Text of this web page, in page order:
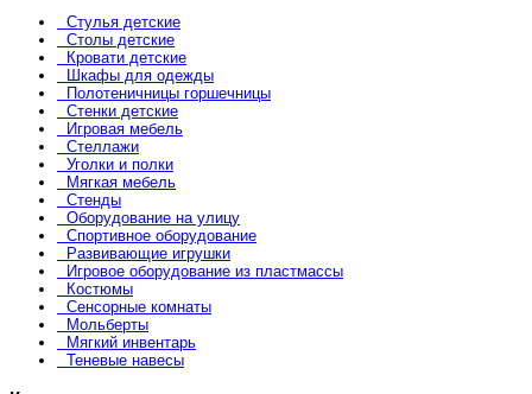
Стулья детские
Столы детские
Кровати детские
Шкафы для одежды
Полотеничницы горшечницы
Стенки детские
Игровая мебель
Стеллажи
Уголки и полки
Мягкая мебель
Стенды
Оборудование на улицу
Спортивное оборудование
Развивающие игрушки
Игровое оборудование из пластмассы
Костюмы
Сенсорные комнаты
Мольберты
Мягкий инвентарь
Теневые навесы